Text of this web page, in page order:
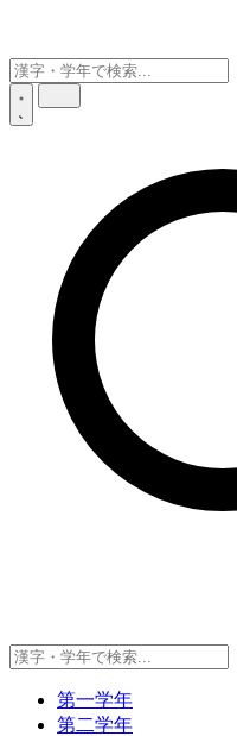
第一学年
第二学年